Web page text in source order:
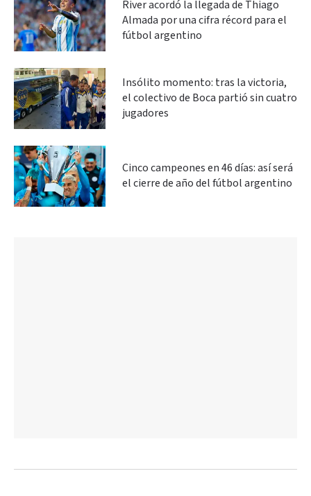
River acordó la llegada de Thiago
Almada por una cifra récord para el
fútbol argentino
Insólito momento: tras la victoria,
el colectivo de Boca partió sin cuatro
jugadores
Cinco campeones en 46 días: así será
el cierre de año del fútbol argentino